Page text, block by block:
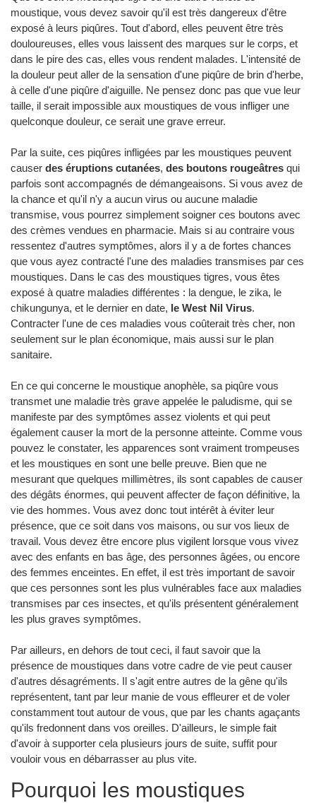
moustique, vous devez savoir qu'il est très dangereux d'être
exposé à leurs piqûres. Tout d'abord, elles peuvent être très
douloureuses, elles vous laissent des marques sur le corps, et
dans le pire des cas, elles vous rendent malades. L'intensité de
la douleur peut aller de la sensation d'une piqûre de brin d'herbe,
à celle d'une piqûre d'aiguille. Ne pensez donc pas que vue leur
taille, il serait impossible aux moustiques de vous infliger une
quelconque douleur, ce serait une grave erreur.
Par la suite, ces piqûres infligées par les moustiques peuvent
causer des éruptions cutanées, des boutons rougeâtres qui
parfois sont accompagnés de démangeaisons. Si vous avez de
la chance et qu'il n'y a aucun virus ou aucune maladie
transmise, vous pourrez simplement soigner ces boutons avec
des crèmes vendues en pharmacie. Mais si au contraire vous
ressentez d'autres symptômes, alors il y a de fortes chances
que vous ayez contracté l'une des maladies transmises par ces
moustiques. Dans le cas des moustiques tigres, vous êtes
exposé à quatre maladies différentes : la dengue, le zika, le
chikungunya, et le dernier en date, le West Nil Virus.
Contracter l'une de ces maladies vous coûterait très cher, non
seulement sur le plan économique, mais aussi sur le plan
sanitaire.
En ce qui concerne le moustique anophèle, sa piqûre vous
transmet une maladie très grave appelée le paludisme, qui se
manifeste par des symptômes assez violents et qui peut
également causer la mort de la personne atteinte. Comme vous
pouvez le constater, les apparences sont vraiment trompeuses
et les moustiques en sont une belle preuve. Bien que ne
mesurant que quelques millimètres, ils sont capables de causer
des dégâts énormes, qui peuvent affecter de façon définitive, la
vie des hommes. Vous avez donc tout intérêt à éviter leur
présence, que ce soit dans vos maisons, ou sur vos lieux de
travail. Vous devez être encore plus vigilent lorsque vous vivez
avec des enfants en bas âge, des personnes âgées, ou encore
des femmes enceintes. En effet, il est très important de savoir
que ces personnes sont les plus vulnérables face aux maladies
transmises par ces insectes, et qu'ils présentent généralement
les plus graves symptômes.
Par ailleurs, en dehors de tout ceci, il faut savoir que la
présence de moustiques dans votre cadre de vie peut causer
d'autres désagréments. Il s'agit entre autres de la gêne qu'ils
représentent, tant par leur manie de vous effleurer et de voler
constamment tout autour de vous, que par les chants agaçants
qu'ils fredonnent dans vos oreilles. D'ailleurs, le simple fait
d'avoir à supporter cela plusieurs jours de suite, suffit pour
vouloir vous en débarrasser au plus vite.
Pourquoi les moustiques